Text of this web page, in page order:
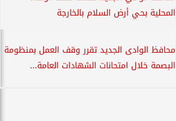
المحلية بحي أرض السلام بالخارجة
محافظ الوادى الجديد تقرر وقف العمل بمنظومة
البصمة خلال امتحانات الشهادات العامة...